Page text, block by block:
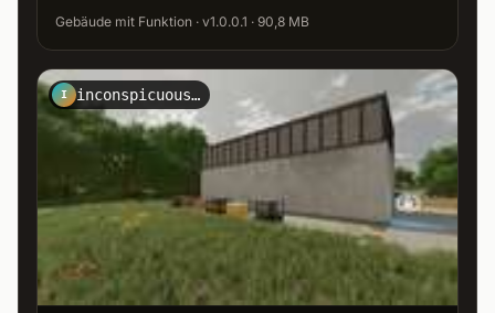
Gebäude mit Funktion · v1.0.0.1 · 90,8 MB
I inconspicuously